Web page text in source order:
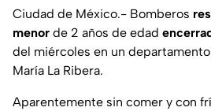
Ciudad de México.- Bomberos
menor de 2 años de edad
del miércoles en un
María La Ribera.
Aparentemente sin comer y con